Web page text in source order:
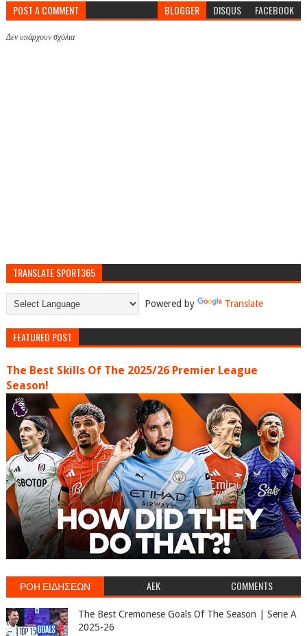
POST A COMMENT BLOGGER DISQUS FACEBOOK
Δεν υπάρχουν σχόλια
TRANSLATE SPORT365
Powered by Translate
FEATURED POST
The Best Skills Of The 2025/26 Premier League
Season!
ΡΟΗ ΕΙΔΗΣΕΩΝ AEK COMMENTS
The Best Cremonese Goals Of The Season | Serie A
2025-26